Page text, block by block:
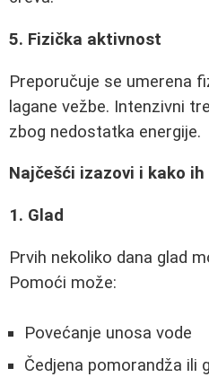
5. Fizička aktivnost
Preporučuje se umerena
lagane vežbe. Intenzivni
zbog nedostatka energije.
Najčešći izazovi i kako ih
1. Glad
Prvih nekoliko dana glad
Pomoći može:
Povećanje unosa vode
Čedjena pomorandža ili